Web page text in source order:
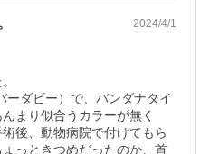
2024/4/1
ーダビー）で、バンダナタイ
まり似合うカラーが無く
後、動物病院で付けてもら
っときつめだったのか、首